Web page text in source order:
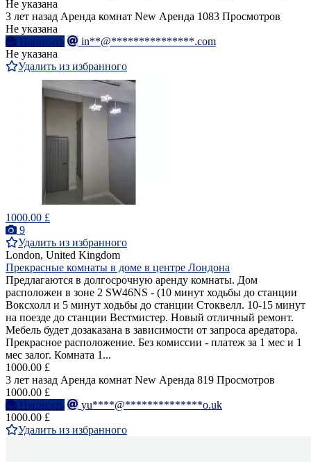
Не указана
3 лет назад Аренда комнат New Аренда 1083 Просмотров
Не указана
Написать
in**@***************.com
Не указана
Удалить из избранного
1000.00 £
9
Удалить из избранного
London, United Kingdom
Прекрасные комнаты в доме в центре Лондона
Предлагаются в долгосрочную аренду комнаты. Дом
расположен в зоне 2 SW46NS - (10 минут ходьбы до станции
Воксхолл и 5 минут ходьбы до станции Стоквелл. 10-15 минут
на поезде до станции Вестмистер. Новый отличный ремонт.
Мебель будет дозаказана в зависимости от запроса аредатора.
Прекрасное расположение. Без комиссии - платеж за 1 мес и 1
мес залог. Комната 1...
1000.00 £
3 лет назад Аренда комнат New Аренда 819 Просмотров
1000.00 £
Написать
yu****@**************o.uk
1000.00 £
Удалить из избранного